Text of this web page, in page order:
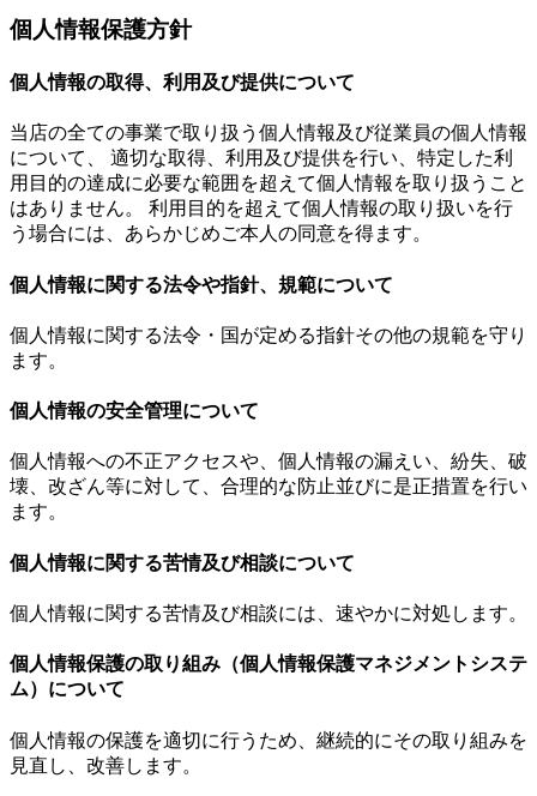
個人情報保護方針
個人情報の取得、利用及び提供について
当店の全ての事業で取り扱う個人情報及び従業員の個人情報
について、 適切な取得、利用及び提供を行い、特定した利
用目的の達成に必要な範囲を超えて個人情報を取り扱うこと
はありません。 利用目的を超えて個人情報の取り扱いを行
う場合には、あらかじめご本人の同意を得ます。
個人情報に関する法令や指針、規範について
個人情報に関する法令・国が定める指針その他の規範を守り
ます。
個人情報の安全管理について
個人情報への不正アクセスや、個人情報の漏えい、紛失、破
壊、改ざん等に対して、合理的な防止並びに是正措置を行い
ます。
個人情報に関する苦情及び相談について
個人情報に関する苦情及び相談には、速やかに対処します。
個人情報保護の取り組み（個人情報保護マネジメントシステ
ム）について
個人情報の保護を適切に行うため、継続的にその取り組みを
見直し、改善します。